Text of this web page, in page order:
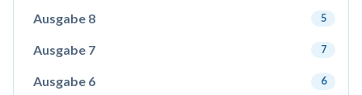
Ausgabe 8 5
Ausgabe 7 7
Ausgabe 6 6